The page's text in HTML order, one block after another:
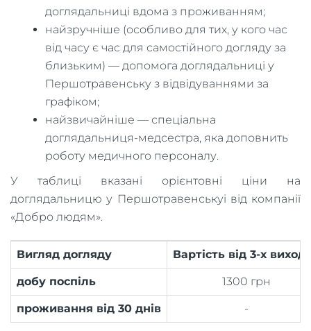
доглядальниці вдома з проживанням;
найзручніше (особливо для тих, у кого час
від часу є час для самостійного догляду за
близьким) — допомога доглядальниці у
Першотравенську з відвідуваннями за
графіком;
найзвичайніше — спеціальна
доглядальниця-медсестра, яка доповнить
роботу медичного персоналу.
У таблиці вказані орієнтовні ціни на
доглядальницю у Першотравенськуі від компанії
«Добро людям».
Вигляд догляду Вартість від 3-х
добу поспіль 1300 грн
проживання від 30 днів -